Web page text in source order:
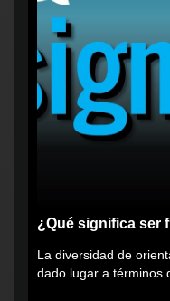
¿Qué significa ser
La diversidad de
dado lugar a términos